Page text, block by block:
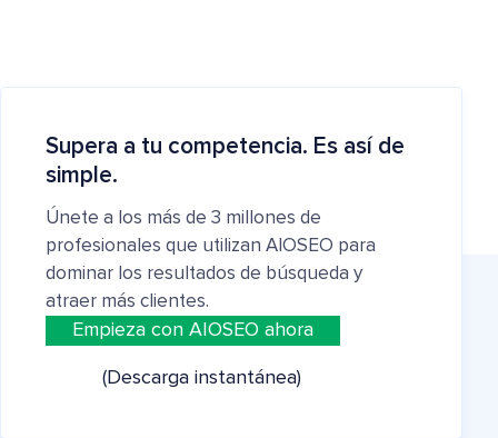
Supera a tu competencia. Es así de
simple.
Únete a los más de 3 millones de
profesionales que utilizan AIOSEO para
dominar los resultados de búsqueda y
atraer más clientes.
Empieza con AIOSEO ahora
(Descarga instantánea)